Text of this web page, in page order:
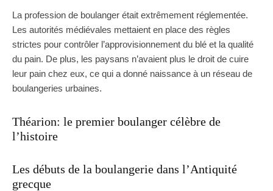
La profession de boulanger était extrêmement réglementée.
Les autorités médiévales mettaient en place des règles
strictes pour contrôler l’approvisionnement du blé et la qualité
du pain. De plus, les paysans n’avaient plus le droit de cuire
leur pain chez eux, ce qui a donné naissance à un réseau de
boulangeries urbaines.
Théarion: le premier boulanger célèbre de
l’histoire
Les débuts de la boulangerie dans l’Antiquité
grecque